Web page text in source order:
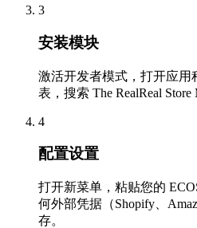
3
安装模块
激活开发者模式，打开应用
表，搜索 The RealReal Store
4
配置设置
打开新菜单，粘贴您的
何外部凭据（Shopify、
存。